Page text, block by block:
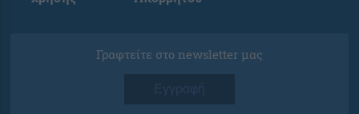
Γραφτείτε στο newsletter μας
Εγγραφή